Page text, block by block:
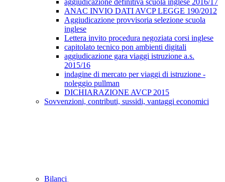
aggiudicazione definitiva scuola inglese 2016/17
ANAC INVIO DATI AVCP LEGGE 190/2012
Aggiudicazione provvisoria selezione scuola
inglese
Lettera invito procedura negoziata corsi inglese
capitolato tecnico pon ambienti digitali
aggiudicazione gara viaggi istruzione a.s.
2015/16
indagine di mercato per viaggi di istruzione -
noleggio pullman
DICHIARAZIONE AVCP 2015
Sovvenzioni, contributi, sussidi, vantaggi economici
Bilanci